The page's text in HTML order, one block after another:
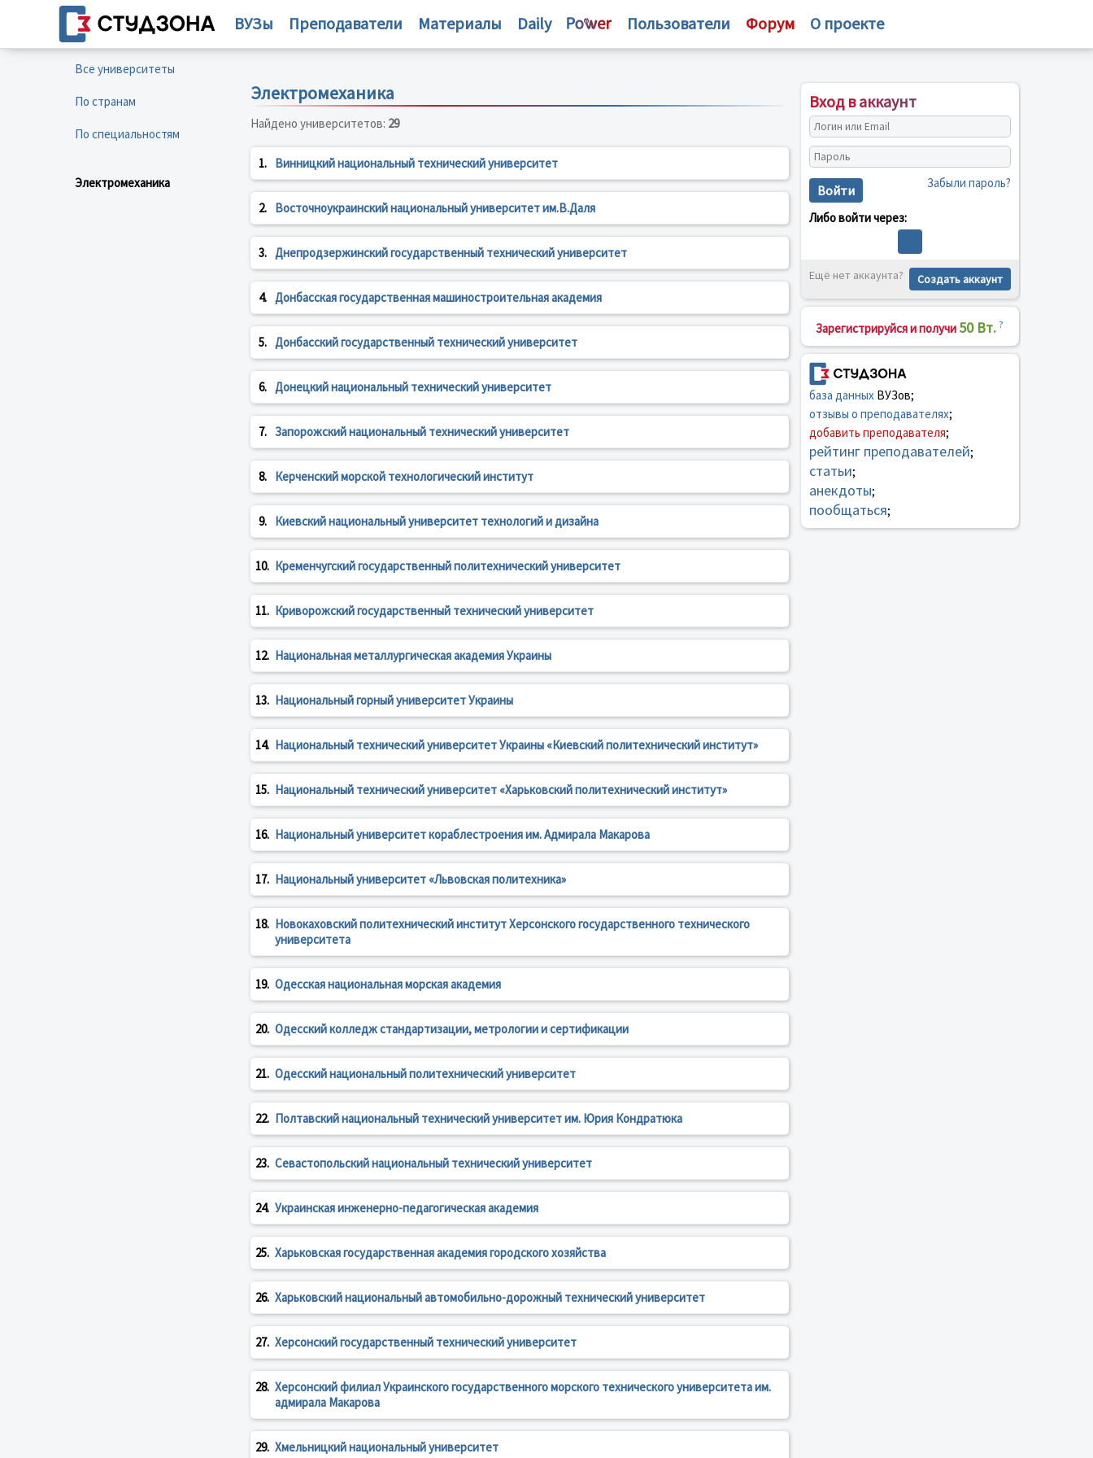
ВУЗы Преподаватели Материалы Daily Пользователи Форум О проекте
Все университеты
По странам
По специальностям
Электромеханика
Электромеханика
Найдено университетов: 29
1. Винницкий национальный технический университет
2. Восточноукраинский национальный университет им.В.Даля
3. Днепродзержинский государственный технический университет
4. Донбасская государственная машиностроительная академия
5. Донбасский государственный технический университет
6. Донецкий национальный технический университет
7. Запорожский национальный технический университет
8. Керченский морской технологический институт
9. Киевский национальный университет технологий и дизайна
10. Кременчугский государственный политехнический университет
11. Криворожский государственный технический университет
12. Национальная металлургическая академия Украины
13. Национальный горный университет Украины
14. Национальный технический университет Украины «Киевский политехнический институт»
15. Национальный технический университет «Харьковский политехнический институт»
16. Национальный университет кораблестроения им. Адмирала Макарова
17. Национальный университет «Львовская политехника»
18. Новокаховский политехнический институт Херсонского государственного технического
университета
19. Одесская национальная морская академия
20. Одесский колледж стандартизации, метрологии и сертификации
21. Одесский национальный политехнический университет
22. Полтавский национальный технический университет им. Юрия Кондратюка
23. Севастопольский национальный технический университет
24. Украинская инженерно-педагогическая академия
25. Харьковская государственная академия городского хозяйства
26. Харьковский национальный автомобильно-дорожный технический университет
27. Херсонский государственный технический университет
28. Херсонский филиал Украинского государственного морского технического университета им.
адмирала Макарова
29. Хмельницкий национальный университет
Вход в аккаунт
Войти Забыли пароль?
Либо войти через:
Ещё нет аккаунта? Создать аккаунт
Зарегистрируйся и получи 50 Вт. ?
база данныхВУЗов;
отзывы о преподавателях;
добавить преподавателя;
рейтинг преподавателей;
статьи;
анекдоты;
пообщаться;